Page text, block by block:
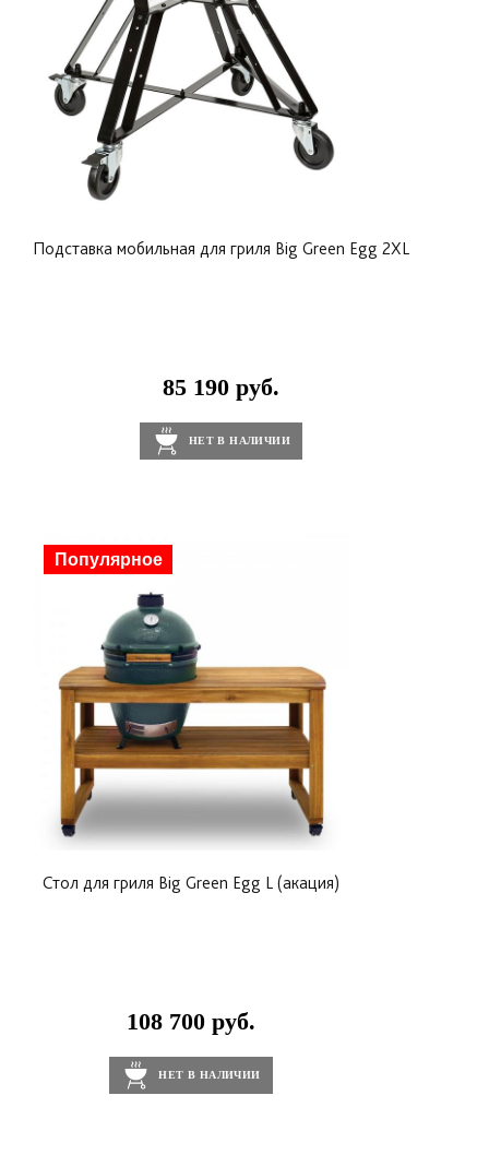
(Большое Зеленое Яйцо) модели Large.
Подставка мобильная для гриля Big Green Egg 2ХL
85 190 руб.
НЕТ В НАЛИЧИИ
Популярное
Стол для гриля Big Green Egg L (акация)
108 700 руб.
НЕТ В НАЛИЧИИ